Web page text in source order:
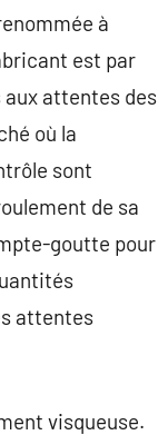
à
est par
attentes des
où la
sont
de sa
goutte pour
attentes
visqueuse.